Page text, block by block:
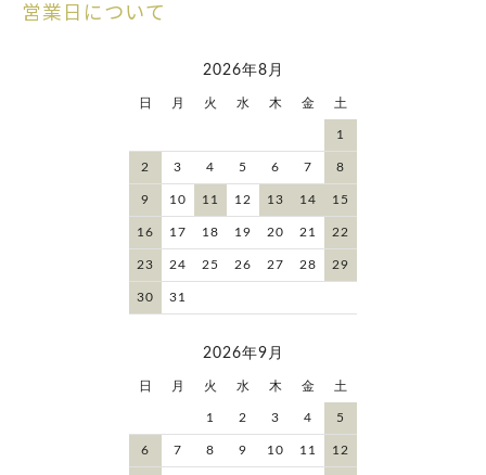
営業日について
2026年8月
日 月 火 水 木 金 土
1
2 3 4 5 6 7 8
9 10 11 12 13 14 15
16 17 18 19 20 21 22
23 24 25 26 27 28 29
30 31
2026年9月
日 月 火 水 木 金 土
1 2 3 4 5
6 7 8 9 10 11 12